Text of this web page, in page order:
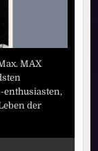
MAX
enthusiasten,
der